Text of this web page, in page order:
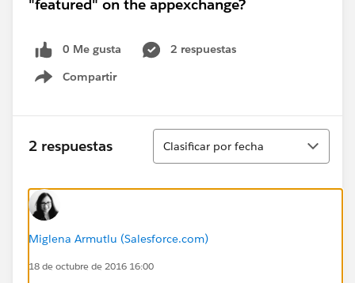
"featured" on the appexchange?
0 Me gusta
2 respuestas
Compartir
Show menu
2 respuestas
Ordenar
Clasificar por fecha
Miglena Armutlu (Salesforce.com)
18 de octubre de 2016 16:00